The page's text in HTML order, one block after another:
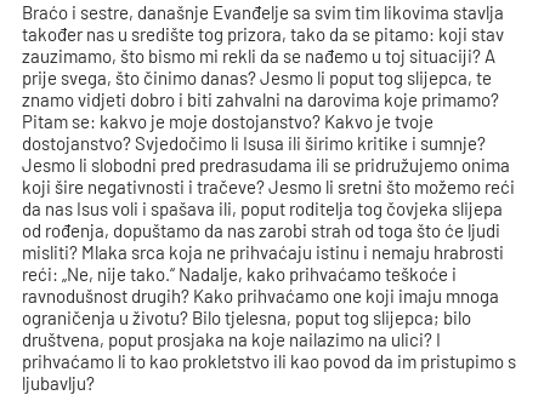
Braćo i sestre, današnje Evanđelje sa svim tim likovima stavlja
također nas u središte tog prizora, tako da se pitamo: koji stav
zauzimamo, što bismo mi rekli da se nađemo u toj situaciji? A
prije svega, što činimo danas? Jesmo li poput tog slijepca, te
znamo vidjeti dobro i biti zahvalni na darovima koje primamo?
Pitam se: kakvo je moje dostojanstvo? Kakvo je tvoje
dostojanstvo? Svjedočimo li Isusa ili širimo kritike i sumnje?
Jesmo li slobodni pred predrasudama ili se pridružujemo onima
koji šire negativnosti i tračeve? Jesmo li sretni što možemo reći
da nas Isus voli i spašava ili, poput roditelja tog čovjeka slijepa
od rođenja, dopuštamo da nas zarobi strah od toga što će ljudi
misliti? Mlaka srca koja ne prihvaćaju istinu i nemaju hrabrosti
reći: „Ne, nije tako.“ Nadalje, kako prihvaćamo teškoće i
ravnodušnost drugih? Kako prihvaćamo one koji imaju mnoga
ograničenja u životu? Bilo tjelesna, poput tog slijepca; bilo
društvena, poput prosjaka na koje nailazimo na ulici? I
prihvaćamo li to kao prokletstvo ili kao povod da im pristupimo s
ljubavlju?